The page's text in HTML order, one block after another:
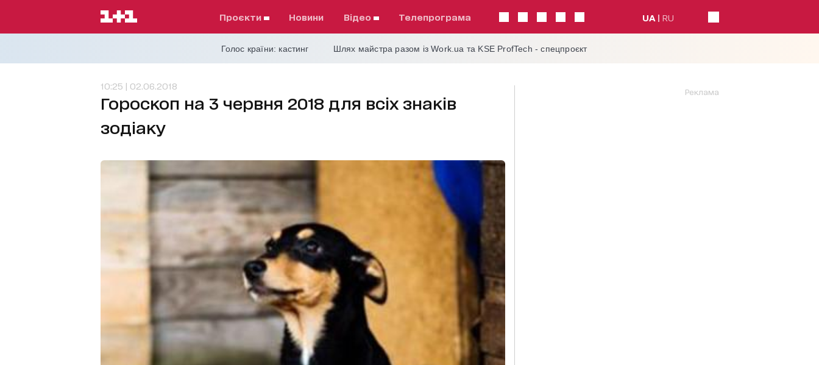
проєкти Новини відео телепрограма UA RU
Голос країни: кастинг Шлях майстра разом із Work.ua та KSE ProfTech - спецпроєкт
10:25 | 02.06.2018
Гороскоп на 3 червня 2018 для всіх знаків
зодіаку
Реклама